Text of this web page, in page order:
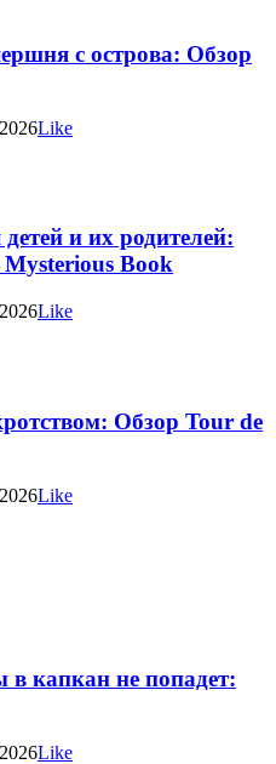
с острова: Обзор
Like
и их родителей:
Book
Like
Обзор Tour de
Like
капкан не попадет:
Like